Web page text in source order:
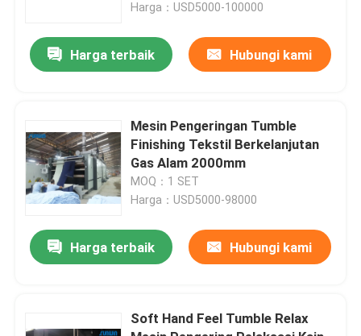
Harga：USD5000-100000
Harga terbaik Hubungi kami
Mesin Pengeringan Tumble
Finishing Tekstil Berkelanjutan
Gas Alam 2000mm
MOQ：1 SET
Harga：USD5000-98000
Harga terbaik Hubungi kami
Soft Hand Feel Tumble Relax